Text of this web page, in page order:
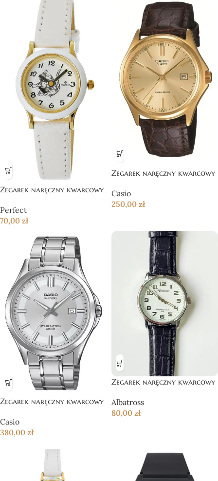
Zegarek naręczny kwarcowy
Perfect
70,00 zł
Zegarek naręczny kwarcowy
Casio
250,00 zł
Zegarek naręczny kwarcowy
Casio
380,00 zł
Zegarek naręczny kwarcowy
Albatross
80,00 zł